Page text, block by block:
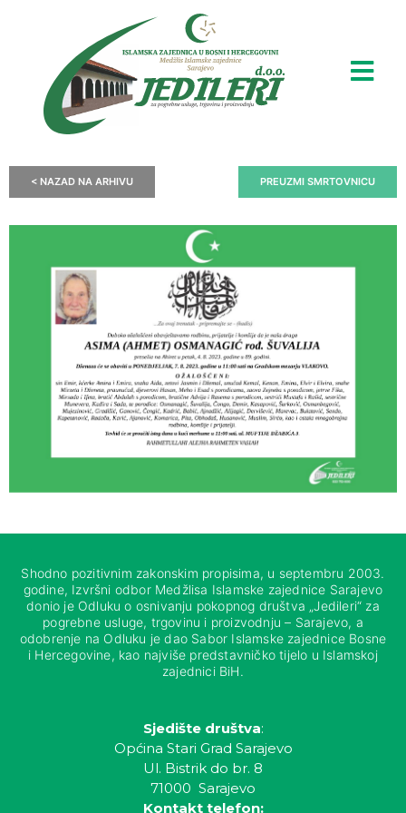
< NAZAD NA ARHIVU PREUZMI SMRTOVNICU
Shodno pozitivnim zakonskim propisima, u septembru 2003.
godine, Izvršni odbor Medžlisa Islamske zajednice Sarajevo
donio je Odluku o osnivanju pokopnog društva „Jedileri“ za
pogrebne usluge, trgovinu i proizvodnju – Sarajevo, a
odobrenje na Odluku je dao Sabor Islamske zajednice Bosne
i Hercegovine, kao najviše predstavničko tijelo u Islamskoj
zajednici BiH.
Sjedište društva:
Općina Stari Grad Sarajevo
Ul. Bistrik do br. 8
71000 Sarajevo
Kontakt telefon: